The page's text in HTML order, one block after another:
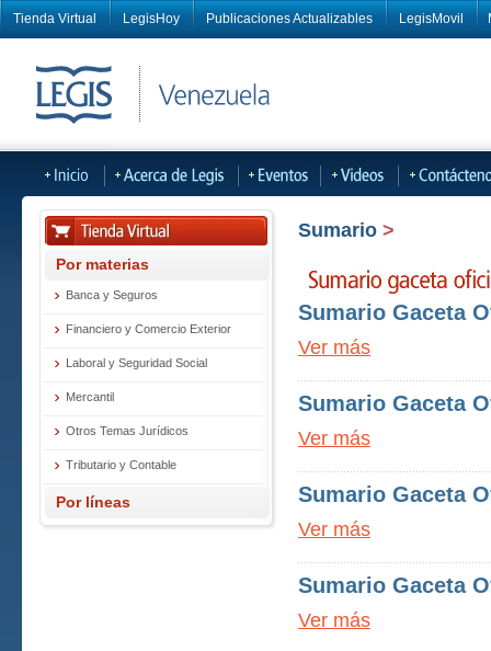
Tienda Virtual LegisHoy Publicaciones Actualizables LegisMovil
Por materias
Banca y Seguros
Financiero y Comercio Exterior
Laboral y Seguridad Social
Mercantil
Otros Temas Jurídicos
Tributario y Contable
Por líneas
Sumario >
Sumario Gaceta
Ver más
Sumario Gaceta
Ver más
Sumario Gaceta
Ver más
Sumario Gaceta
Ver más